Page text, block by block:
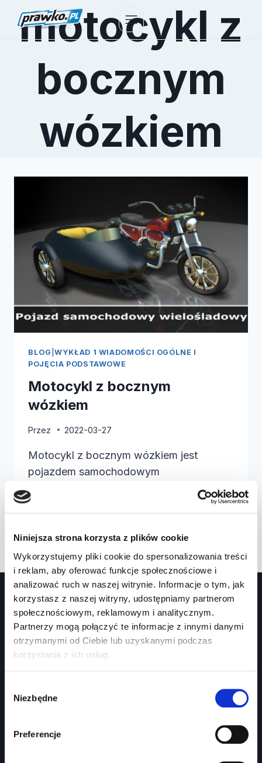
Niniejsza strona korzysta z plików cookie
Wykorzystujemy pliki cookie do spersonalizowania treści
i reklam, aby oferować funkcje społecznościowe i
analizować ruch w naszej witrynie. Informacje o tym, jak
korzystasz z naszej witryny, udostępniamy partnerom
społecznościowym, reklamowym i analitycznym.
Partnerzy mogą połączyć te informacje z innymi danymi
otrzymanymi od Ciebie lub uzyskanymi podczas
korzystania z ich usług.
zgody
Niezbędne
Preferencje
treścimotocykl z
bocznym
wózkiem
BLOG |WYKŁAD 1 WIADOMOŚCI OGÓLNE I
POJĘCIA PODSTAWOWE
Motocykl z bocznym
wózkiem
Przez 2022-03-27
Motocykl z bocznym wózkiem jest
pojazdem samochodowym
wielośladowym. Przeczytaj również:
Motocykl bez bocznego wózka
Z
BOCZNYM
WÓZKIEM
Kurs Teorii Prawo Jazdy przez Internet?
Jakie dokumenty i wnioski potrzebujesz?